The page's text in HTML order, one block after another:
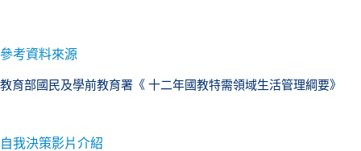
參考資料來源
教育部國民及學前教育署《 十二年國教特需領域生活管理綱要》
自我決策影片介紹